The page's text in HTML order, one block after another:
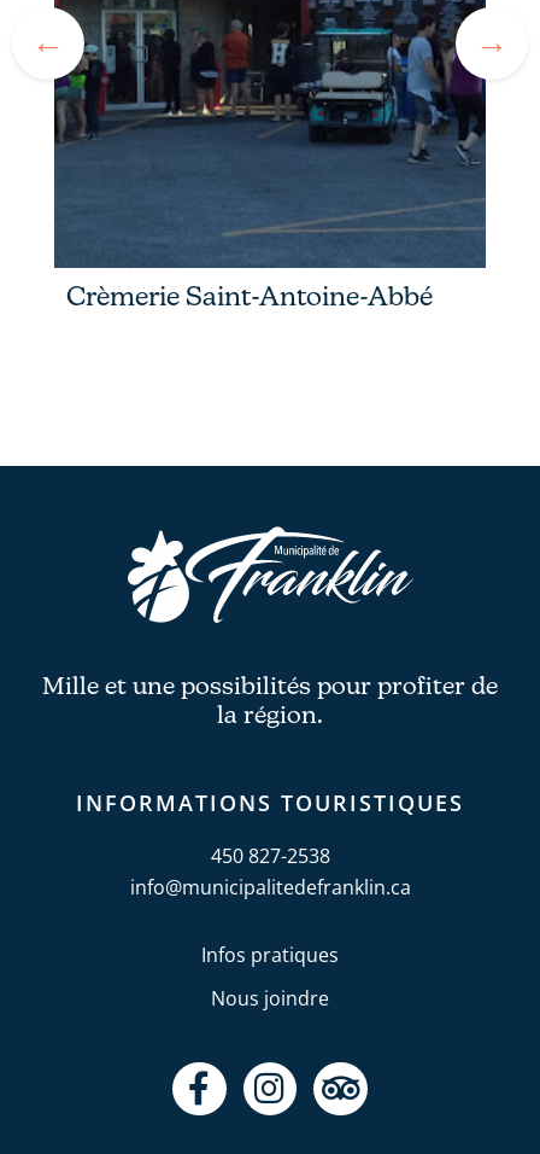
Crèmerie Saint-Antoine-Abbé
Mille et une possibilités pour profiter de
la région.
INFORMATIONS TOURISTIQUES
450 827-2538
info@municipalitedefranklin.ca
F
a
I
n
T
r
Infos pratiques
Nous joindre